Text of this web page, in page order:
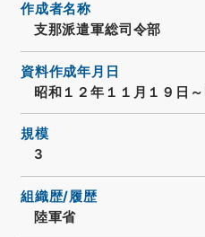
作成者名称
支那派遣軍総司令部
資料作成年月日
昭和１２年１１月１９日
規模
3
組織歴/履歴
陸軍省